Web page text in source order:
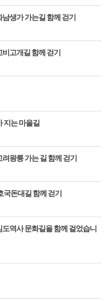
생가 가는길 함께 걷기
고개길 함께 걷기
지는 마을길
왕릉 가는 길 함께 걷기
국돈대길 함께 걷기
역사 문화길을 함께 걸었습니